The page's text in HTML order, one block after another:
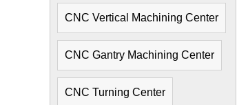
CNC Vertical Machining Center
CNC Gantry Machining Center
CNC Turning Center